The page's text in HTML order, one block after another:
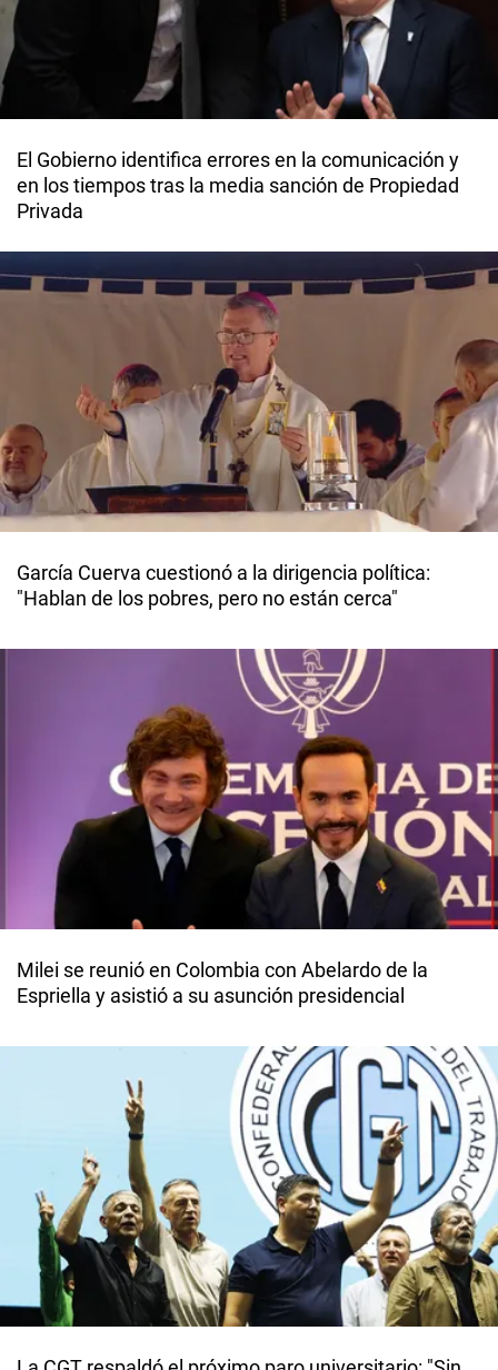
El Gobierno identifica errores en la comunicación y
en los tiempos tras la media sanción de Propiedad
Privada
García Cuerva cuestionó a la dirigencia política:
"Hablan de los pobres, pero no están cerca"
Milei se reunió en Colombia con Abelardo de la
Espriella y asistió a su asunción presidencial